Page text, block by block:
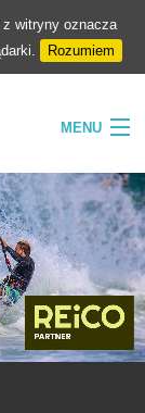
witryny oznacza
Rozumiem
MENU